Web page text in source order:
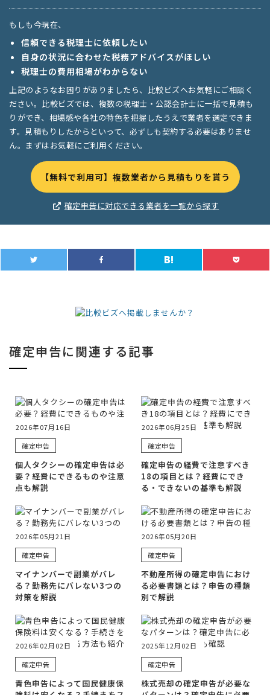
もしも今現在、
信頼できる税理士に依頼したい
自身の状況に合わせた税務アドバイスがほしい
税理士の費用相場がわからない
上記のようなお困りがありましたら、比較ビズへお気軽にご相談く
ださい。比較ビズでは、複数の税理士・公認会計士に一括で見積も
りができ、相場感や各社の特色を把握したうえで業者を選定できま
す。見積もりしたからといって、必ずしも契約する必要はありませ
ん。まずはお気軽にご利用ください。
【無料で利用可】複数業者から見積もりを貰う
確定申告に対応できる業者を一覧から探す
確定申告に関連する記事
2026年07月16日
確定申告
個人タクシーの確定申告は必
要？経費にできるものや注意
点も解説
2026年06月25日
確定申告
確定申告の経費で注意すべき
18の項目とは？経費にでき
る・できないの基準も解説
2026年05月21日
確定申告
マイナンバーで副業がバレ
る？勤務先にバレない3つの
対策を解説
2026年05月20日
確定申告
不動産所得の確定申告におけ
る必要書類とは？申告の種類
別で解説
2026年02月02日
確定申告
青色申告によって国民健康保
2025年12月02日
確定申告
株式売却の確定申告が必要な